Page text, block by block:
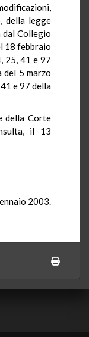
della legge
dal Collegio
18 febbraio
25, 41 e 97
del 5 marzo
e 97 della
della Corte
il 13
2003.